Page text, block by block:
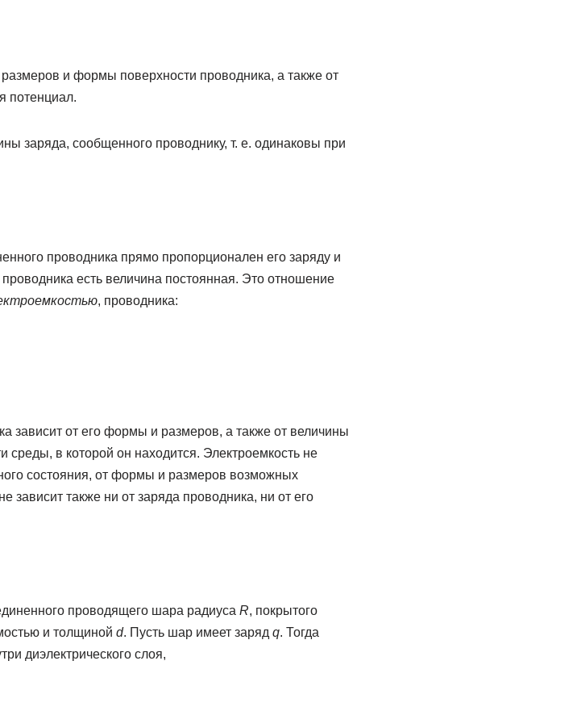
и формы поверхности проводника, а также от
потенциал.
заряда, сообщенного проводнику, т. е. одинаковы при
проводника прямо пропорционален его заряду и
есть величина постоянная. Это отношение
, проводника:
зависит от его формы и размеров, а также от величины
среды, в которой он находится. Электроемкость не
состояния, от формы и размеров возможных
зависит также ни от заряда проводника, ни от его
проводящего шара радиуса R, покрытого
и толщиной d. Пусть шар имеет заряд q. Тогда
диэлектрического слоя,